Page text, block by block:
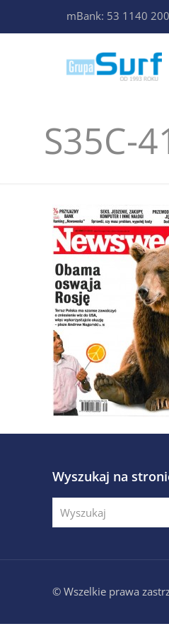
mBank: 53 1140
S35C-
Wyszukaj na
© Wszelkie prawa